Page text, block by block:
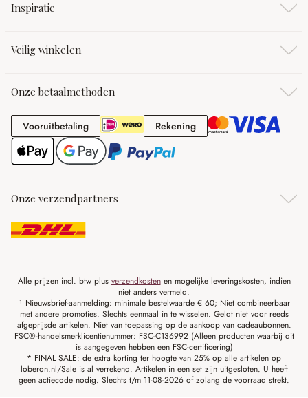
Inspiratie
Veilig winkelen
Onze betaalmethoden
VooruitbetalingVooruitbetaling RekeningRekening
Onze verzendpartners
Alle prijzen incl. btw plus verzendkostenen mogelijke leveringskosten, indien
niet anders vermeld.
¹ Nieuwsbrief-aanmelding: minimale bestelwaarde € 60; Niet combineerbaar
met andere promoties. Slechts eenmaal in te wisselen. Geldt niet voor reeds
afgeprijsde artikelen. Niet van toepassing op de aankoop van cadeaubonnen.
FSC®-handelsmerklicentienummer: FSC-C136992 (Alleen producten waarbij dit
is aangegeven hebben een FSC-certificering)
* FINAL SALE: de extra korting ter hoogte van 25% op alle artikelen op
loberon.nl/Sale is al verrekend. Artikelen in een set zijn uitgesloten. U heeft
geen actiecode nodig. Slechts t/m 11-08-2026 of zolang de voorraad strekt.